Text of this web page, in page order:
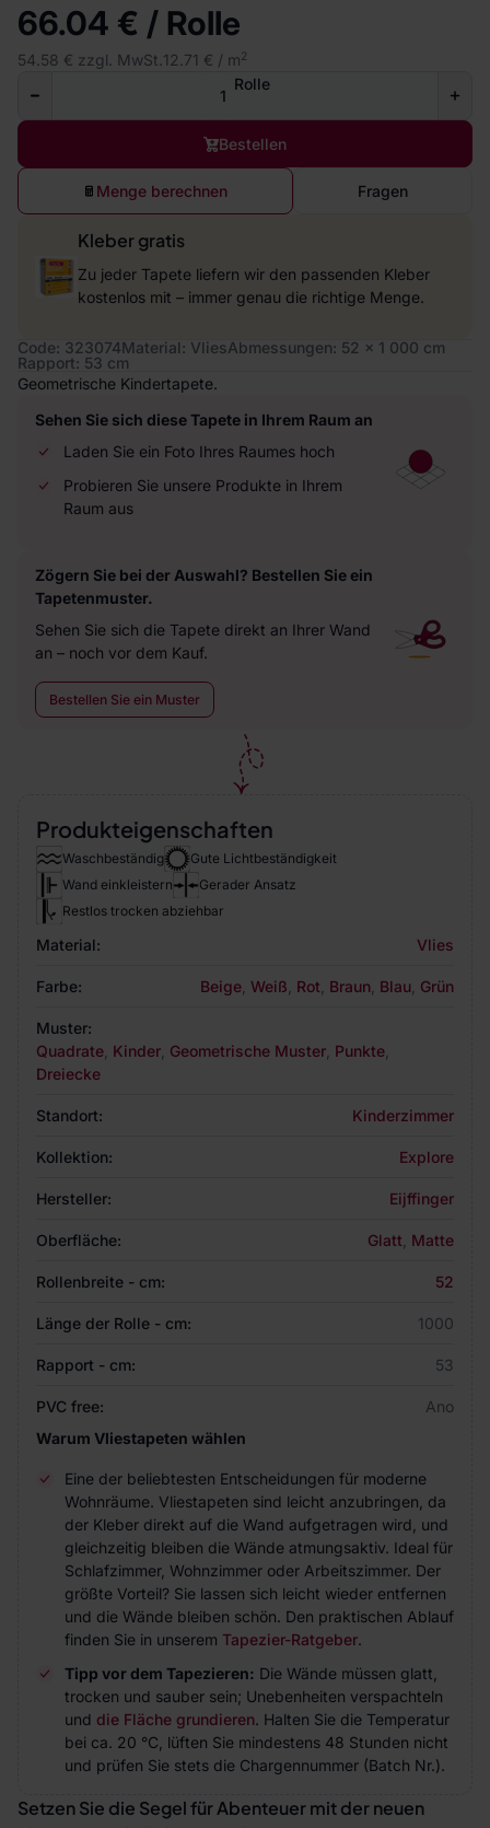
66.04 € / Rolle
54.58 € zzgl. MwSt. 12.71 € / m2
Rolle
Bestellen
Menge berechnen Fragen
Kleber gratis
Zu jeder Tapete liefern wir den passenden Kleber
kostenlos mit – immer genau die richtige Menge.
Code: 323074Material: VliesAbmessungen: 52 x 1 000 cm
Rapport: 53 cm
Geometrische Kindertapete.
Sehen Sie sich diese Tapete in Ihrem Raum an
Laden Sie ein Foto Ihres Raumes hoch
Probieren Sie unsere Produkte in Ihrem
Raum aus
Zögern Sie bei der Auswahl? Bestellen Sie ein
Tapetenmuster.
Sehen Sie sich die Tapete direkt an Ihrer Wand
an – noch vor dem Kauf.
Bestellen Sie ein Muster
Produkteigenschaften
Waschbeständig
Gute Lichtbeständigkeit
Wand einkleistern
Gerader Ansatz
Restlos trocken abziehbar
Material: Vlies
Farbe: Beige Weiß Rot Braun Blau Grün
Muster:
Quadrate Kinder Geometrische Muster Punkte
Dreiecke
Standort: Kinderzimmer
Kollektion: Explore
Hersteller: Eijffinger
Oberfläche: Glatt Matte
Rollenbreite - cm: 52
Länge der Rolle - cm: 1000
Rapport - cm: 53
PVC free:
Ano
Warum Vliestapeten wählen
Eine der beliebtesten Entscheidungen für moderne
Wohnräume. Vliestapeten sind leicht anzubringen, da
der Kleber direkt auf die Wand aufgetragen wird, und
gleichzeitig bleiben die Wände atmungsaktiv. Ideal für
Schlafzimmer, Wohnzimmer oder Arbeitszimmer. Der
größte Vorteil? Sie lassen sich leicht wieder entfernen
und die Wände bleiben schön. Den praktischen Ablauf
finden Sie in unserem Tapezier-Ratgeber.
Tipp vor dem Tapezieren: Die Wände müssen glatt,
trocken und sauber sein; Unebenheiten verspachteln
und die Fläche grundieren. Halten Sie die Temperatur
bei ca. 20 °C, lüften Sie mindestens 48 Stunden nicht
und prüfen Sie stets die Chargennummer (Batch Nr.).
Setzen Sie die Segel für Abenteuer mit der neuen